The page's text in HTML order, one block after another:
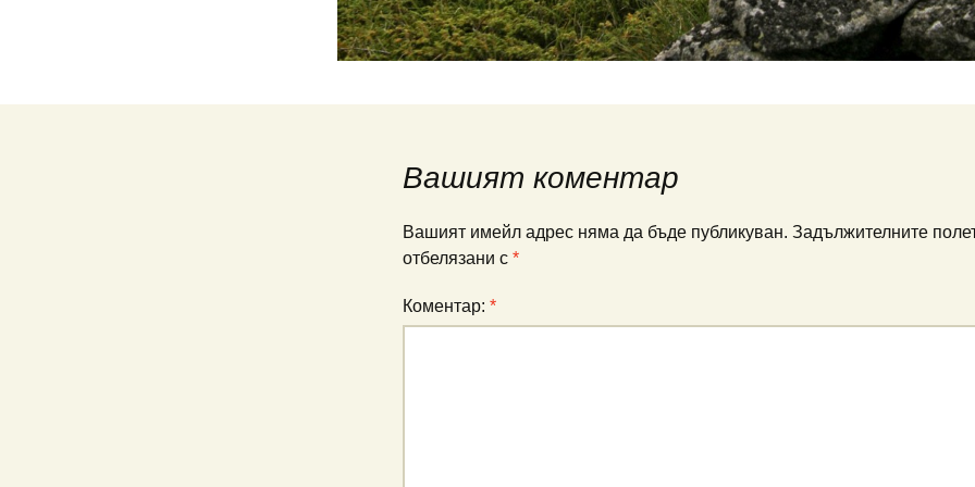
Вашият коментар
Вашият имейл адрес няма да бъде публикуван. Задължителните
отбелязани с *
Коментар: *